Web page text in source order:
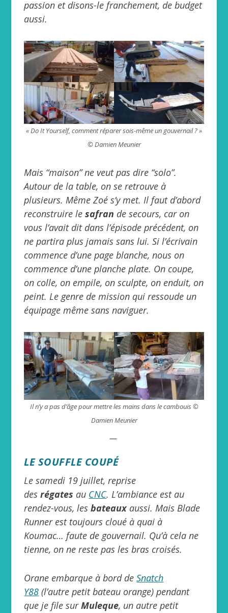
passion et disons-le franchement, de budget
aussi.
« Do It Yourself, comment réparer sois-même un gouvernail ? »
© Damien Meunier
Mais “maison” ne veut pas dire “solo”.
Autour de la table, on se retrouve à
plusieurs. Même Zoé s’y met. Il faut d’abord
reconstruire lesafran de secours, car on
vous l’avait dit dans l’épisode précédent, on
ne partira plus jamais sans lui. Si l’écrivain
commence d’une page blanche, nous on
commence d’une planche plate. On coupe,
on colle, on empile, on sculpte, on enduit, on
peint. Le genre de mission qui ressoude un
équipage même sans naviguer.
Il n’y a pas d’âge pour mettre les mains dans le cambouis ©
Damien Meunier
LE SOUFFLE COUPÉ
Le samedi 19 juillet, reprise
desrégates au CNC. L’ambiance est au
rendez-vous, lesbateaux aussi. Mais Blade
Runner est toujours cloué à quai à
Koumac… faute de gouvernail. Qu’à cela ne
tienne, on ne reste pas les bras croisés.
Orane embarque à bord deSnatch
Y88 (l’autre petit bateau orange) pendant
que je file surMuleque, un autre petit